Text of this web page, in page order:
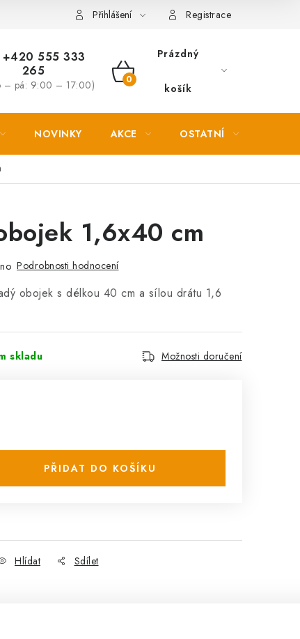
Přihlášení Registrace
+420 555 333
265
– pá: 9:00 – 17:00)
NÁKUPNÍ
Prázdný
košík
NOVINKY AKCE OSTATNÍ
1,6x40 cm
Podrobnosti hodnocení
obojek s délkou 40 cm a sílou drátu 1,6
skladu Možnosti doručení
PŘIDAT DO KOŠÍKU
Hlídat Sdílet